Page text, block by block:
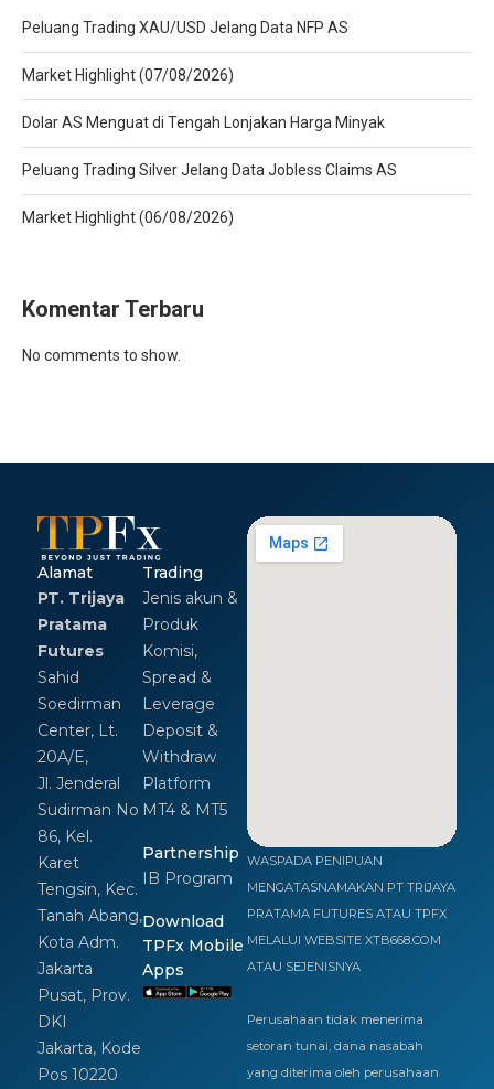
Peluang Trading XAU/USD Jelang Data NFP AS
Market Highlight (07/08/2026)
Dolar AS Menguat di Tengah Lonjakan Harga Minyak
Peluang Trading Silver Jelang Data Jobless Claims AS
Market Highlight (06/08/2026)
Komentar Terbaru
No comments to show.
Alamat
PT. Trijaya
Pratama
Futures
Sahid
Soedirman
Center, Lt.
20A/E,
Jl. Jenderal
Sudirman No
86, Kel.
Karet
Tengsin, Kec.
Tanah Abang,
Kota Adm.
Jakarta
Pusat, Prov.
DKI
Jakarta, Kode
Pos 10220
Trading
Jenis akun &
Produk
Komisi,
Spread &
Leverage
Deposit &
Withdraw
Platform
MT4 & MT5
Partnership
IB Program
Download
TPFx Mobile
Apps
WASPADA PENIPUAN
MENGATASNAMAKAN PT TRIJAYA
PRATAMA FUTURES ATAU TPFX
MELALUI WEBSITE XTB668.COM
ATAU SEJENISNYA
Perusahaan tidak menerima
setoran tunai, dana nasabah
yang diterima oleh perusahaan